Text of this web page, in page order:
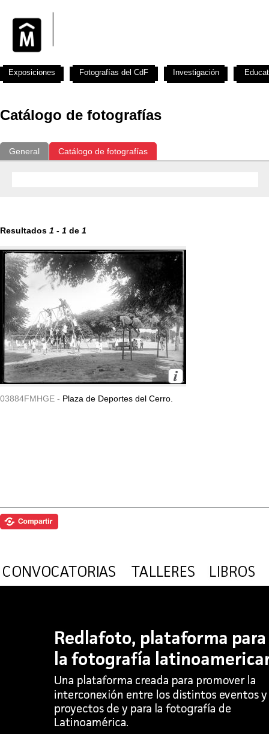
Catálogo de fotografías
General Catálogo de fotografías
Resultados 1 - 1 de 1
03884FMHGE - Plaza de Deportes del Cerro.
Exposiciones Fotografías del CdF Investigación